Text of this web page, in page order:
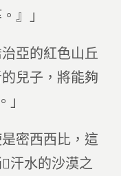
』」
亞的紅色山丘
兒子，將能夠
」
密西西比，這
汗水的沙漠之